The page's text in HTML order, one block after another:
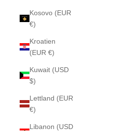
Kosovo (EUR
€)
Kroatien
(EUR €)
Kuwait (USD
$)
Lettland (EUR
€)
Libanon (USD